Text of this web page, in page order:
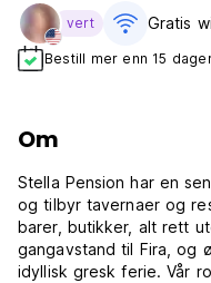
vert Gratis
Bestill mer enn 15
Om
Stella Pension har en
og tilbyr tavernaer og
barer, butikker, alt rett
gangavstand til Fira, og
idyllisk gresk ferie. Vår